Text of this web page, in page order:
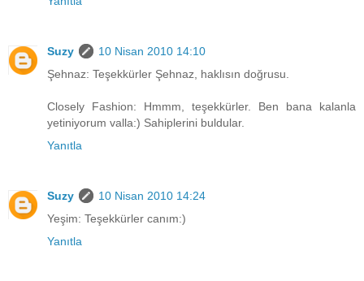
Suzy
10 Nisan 2010 14:10
Şehnaz: Teşekkürler Şehnaz, haklısın doğrusu.
Closely Fashion: Hmmm, teşekkürler. Ben bana kalanla
yetiniyorum valla:) Sahiplerini buldular.
Yanıtla
Suzy
10 Nisan 2010 14:24
Yeşim: Teşekkürler canım:)
Yanıtla